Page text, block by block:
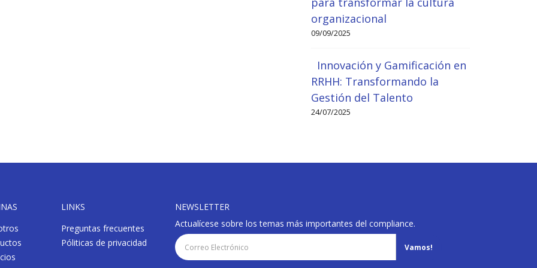
organizacional
09/09/2025
Innovación y Gamificación en
RRHH: Transformando la
Gestión del Talento
24/07/2025
LINKS
Preguntas frecuentes
Póliticas de privacidad
NEWSLETTER
Actualícese sobre los temas más importantes del compliance.